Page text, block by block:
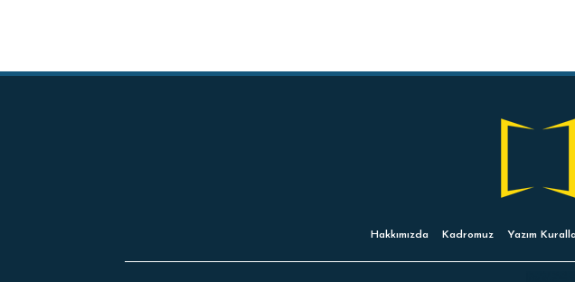
Hakkımızda Kadromuz Yazım